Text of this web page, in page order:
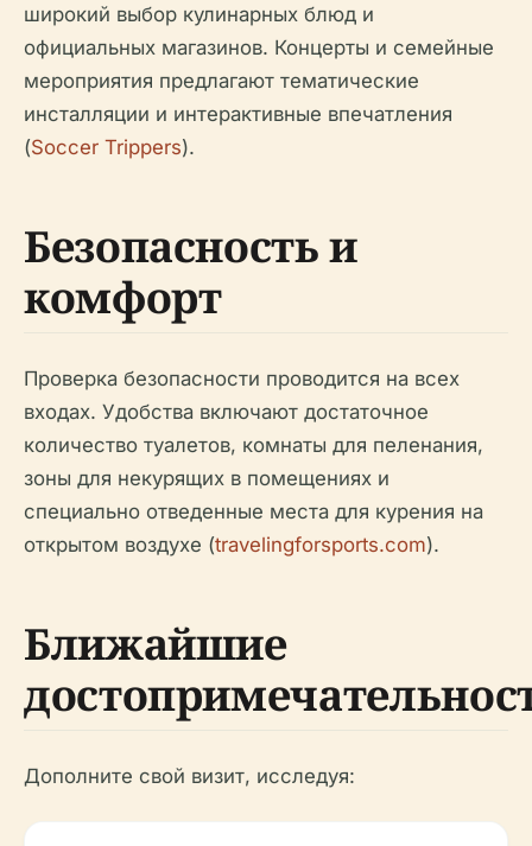
широкий выбор кулинарных блюд и
официальных магазинов. Концерты и семейные
мероприятия предлагают тематические
инсталляции и интерактивные впечатления
(Soccer Trippers).
Безопасность и
комфорт
Проверка безопасности проводится на всех
входах. Удобства включают достаточное
количество туалетов, комнаты для пеленания,
зоны для некурящих в помещениях и
специально отведенные места для курения на
открытом воздухе (travelingforsports.com).
Ближайшие
Дополните свой визит, исследуя: